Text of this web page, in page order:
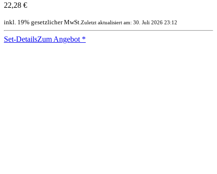
22,28 €
inkl. 19% gesetzlicher MwSt. Zuletzt aktualisiert am: 30. Juli 2026 23:12
Set-DetailsZum Angebot *